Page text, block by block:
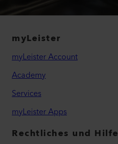
myLeister
myLeister Account
Academy
Services
myLeister Apps
Rechtliches und Hilfe